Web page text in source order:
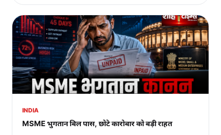
INDIA
MSME भुगतान बिल पास, छोटे कारोबार को बड़ी राहत